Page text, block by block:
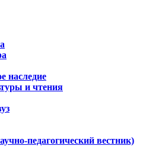
наследие
и чтения
педагогический вестник)